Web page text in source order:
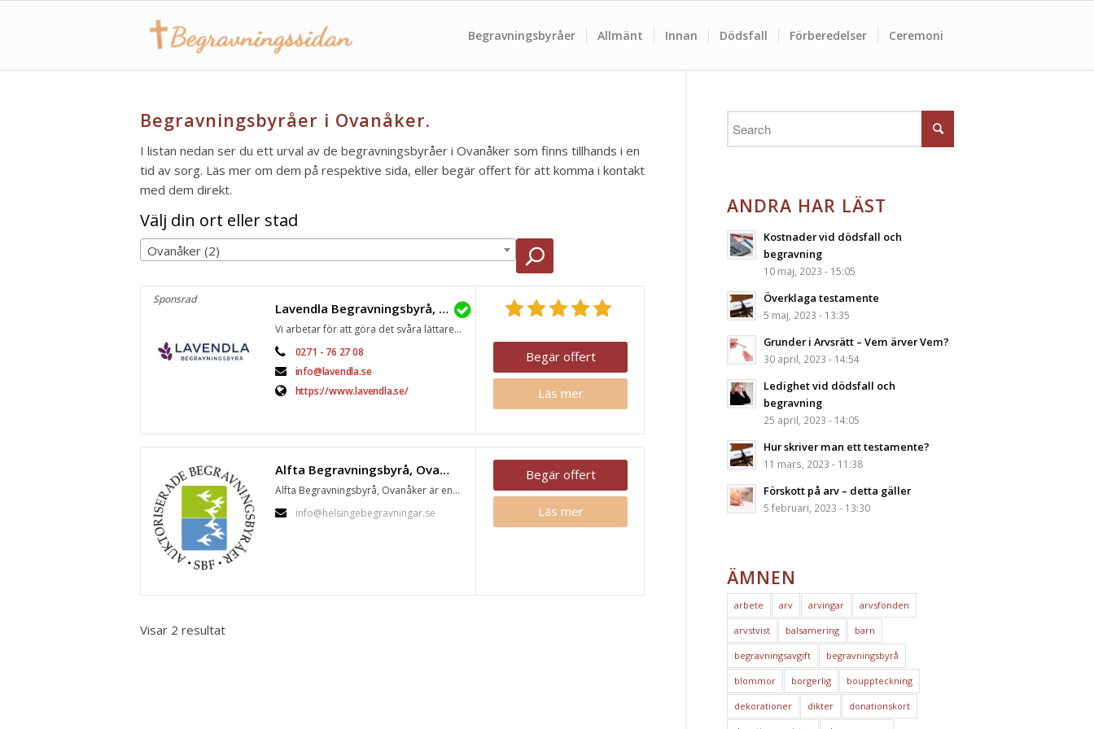
Begravningsbyråer Allmänt Innan Dödsfall Förberedelser Ceremoni
Begravningsbyråer i Ovanåker.
I listan nedan ser du ett urval av de begravningsbyråer i Ovanåker som finns tillhands i en
tid av sorg. Läs mer om dem på respektive sida, eller begär offert för att komma i kontakt
med dem direkt.
Välj din ort eller stad
Ovanåker (2)
Sponsrad
Lavendla Begravningsbyrå, Ovanåker
Vi arbetar för att göra det svåra lättare...
0271 - 76 27 08
info@lavendla.se
https://www.lavendla.se/
Begär offert
Läs mer
Alfta Begravningsbyrå, Ovanåker
Alfta Begravningsbyrå, Ovanåker är en...
info@helsingebegravningar.se
Begär offert
Läs mer
Visar 2 resultat
ANDRA HAR LÄST
Kostnader vid dödsfall och
begravning
10 maj, 2023 - 15:05
Överklaga testamente
5 maj, 2023 - 13:35
Grunder i Arvsrätt – Vem ärver Vem?
30 april, 2023 - 14:54
Ledighet vid dödsfall och
begravning
25 april, 2023 - 14:05
Hur skriver man ett testamente?
11 mars, 2023 - 11:38
Förskott på arv – detta gäller
5 februari, 2023 - 13:30
ÄMNEN
arbete arv arvingar arvsfonden
arvstvist balsamering barn
begravningsavgift begravningsbyrå
blommor borgerlig bouppteckning
dekorationer dikter donationskort